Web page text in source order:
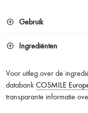
Gebruik
Ingrediënten
Voor uitleg over de
databank COSMILE
transparante informatie